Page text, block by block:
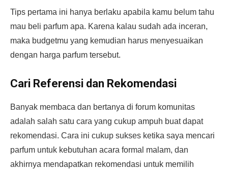
Tips pertama ini hanya berlaku apabila kamu belum tahu
mau beli parfum apa. Karena kalau sudah ada inceran,
maka budgetmu yang kemudian harus menyesuaikan
dengan harga parfum tersebut.
Cari Referensi dan Rekomendasi
Banyak membaca dan bertanya di forum komunitas
adalah salah satu cara yang cukup ampuh buat dapat
rekomendasi. Cara ini cukup sukses ketika saya mencari
parfum untuk kebutuhan acara formal malam, dan
akhirnya mendapatkan rekomendasi untuk memilih